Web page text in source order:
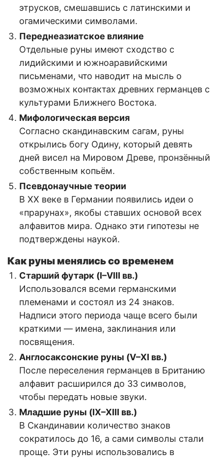
этрусков, смешавшись с латинскими и
огамическими символами.
Переднеазиатское влияние
Отдельные руны имеют сходство с
лидийскими и южноаравийскими
письменами, что наводит на мысль о
возможных контактах древних германцев с
культурами Ближнего Востока.
Мифологическая версия
Согласно скандинавским сагам, руны
открылись богу Одину, который девять
дней висел на Мировом Древе, пронзённый
собственным копьём.
Псевдонаучные теории
В XX веке в Германии появились идеи о
«прарунах», якобы ставших основой всех
алфавитов мира. Однако эти гипотезы не
подтверждены наукой.
Как руны менялись со временем
Старший футарк (I–VIII вв.)
Использовался всеми германскими
племенами и состоял из 24 знаков.
Надписи этого периода чаще всего были
краткими — имена, заклинания или
посвящения.
Англосаксонские руны (V–XI вв.)
После переселения германцев в Британию
алфавит расширился до 33 символов,
чтобы передать новые звуки.
Младшие руны (IX–XIII вв.)
В Скандинавии количество знаков
сократилось до 16, а сами символы стали
проще. Эти руны использовались в